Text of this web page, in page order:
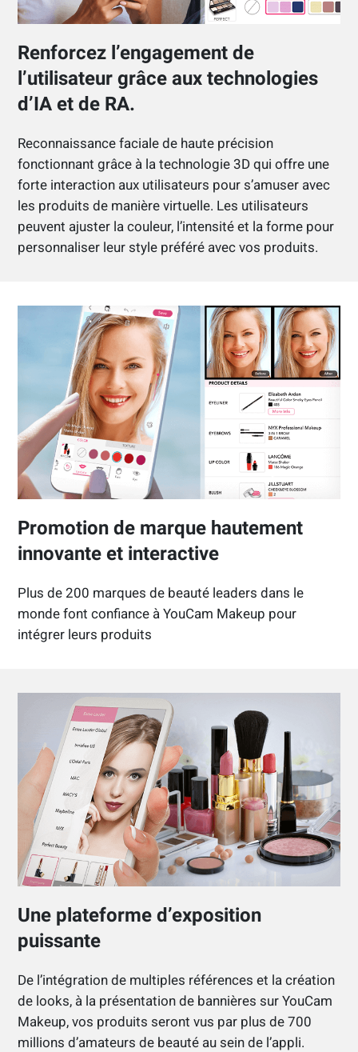
Renforcez l’engagement de
l’utilisateur grâce aux technologies
d’IA et de RA.
Reconnaissance faciale de haute précision
fonctionnant grâce à la technologie 3D qui offre une
forte interaction aux utilisateurs pour s’amuser avec
les produits de manière virtuelle. Les utilisateurs
peuvent ajuster la couleur, l’intensité et la forme pour
personnaliser leur style préféré avec vos produits.
Promotion de marque hautement
innovante et interactive
Plus de 200 marques de beauté leaders dans le
monde font confiance à YouCam Makeup pour
intégrer leurs produits
Une plateforme d’exposition
puissante
De l’intégration de multiples références et la création
de looks, à la présentation de bannières sur YouCam
Makeup, vos produits seront vus par plus de 700
millions d’amateurs de beauté au sein de l’appli.